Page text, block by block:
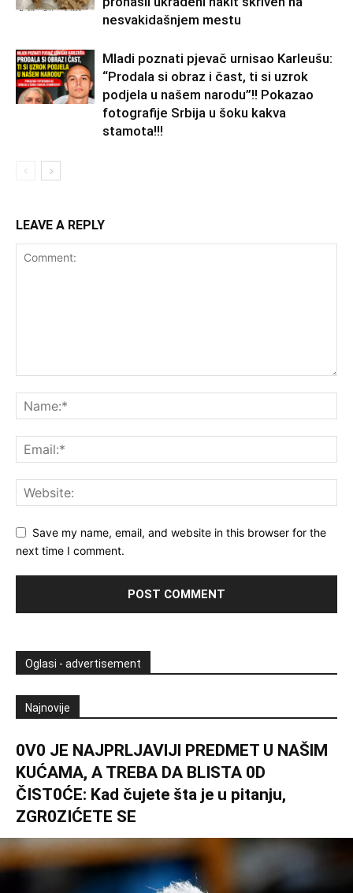
nesvakidašnjem mestu
Mladi poznati pjevač urnisao Karleušu:
“Prodala si obraz i čast, ti si uzrok
podjela u našem narodu”!! Pokazao
fotografije Srbija u šoku kakva
stamota!!!
LEAVE A REPLY
Save my name, email, and website in this browser for the
next time I comment.
Oglasi - advertisement
Najnovije
0V0 JE NAJPRLJAVlJl PREDMET U NAŠlM
KUĆAMA, A TREBA DA BLISTA 0D
ČIST0ĆE: Kad čujete šta je u pitanju,
ZGR0ZIĆETE SE